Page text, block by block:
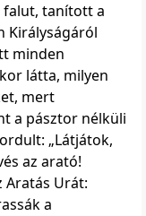
falut, tanított a
Királyságáról
minden
látta, milyen
mert
a pásztor nélküli
„Látjátok,
az arató!
Aratás Urát:
a